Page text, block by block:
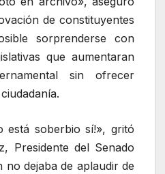
de constituyentes
sorprenderse con
que aumentaran
sin ofrecer
está soberbio sí!», gritó
Presidente del Senado
no dejaba de aplaudir de